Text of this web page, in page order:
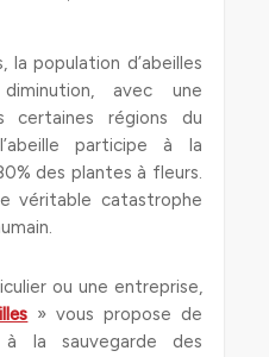
la population d’abeilles
avec une
certaines régions du
participe à la
des plantes à fleurs.
véritable catastrophe
ou une entreprise,
» vous propose de
la sauvegarde des